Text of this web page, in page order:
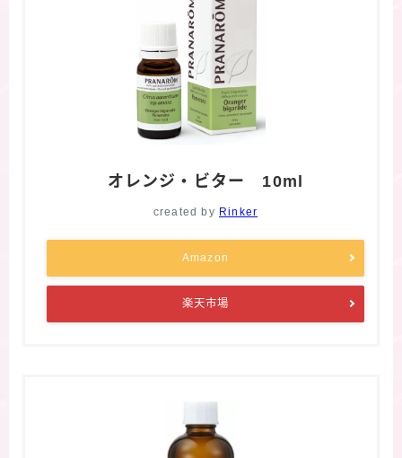
オレンジ・ビター 10ml
created by Rinker
Amazon
楽天市場